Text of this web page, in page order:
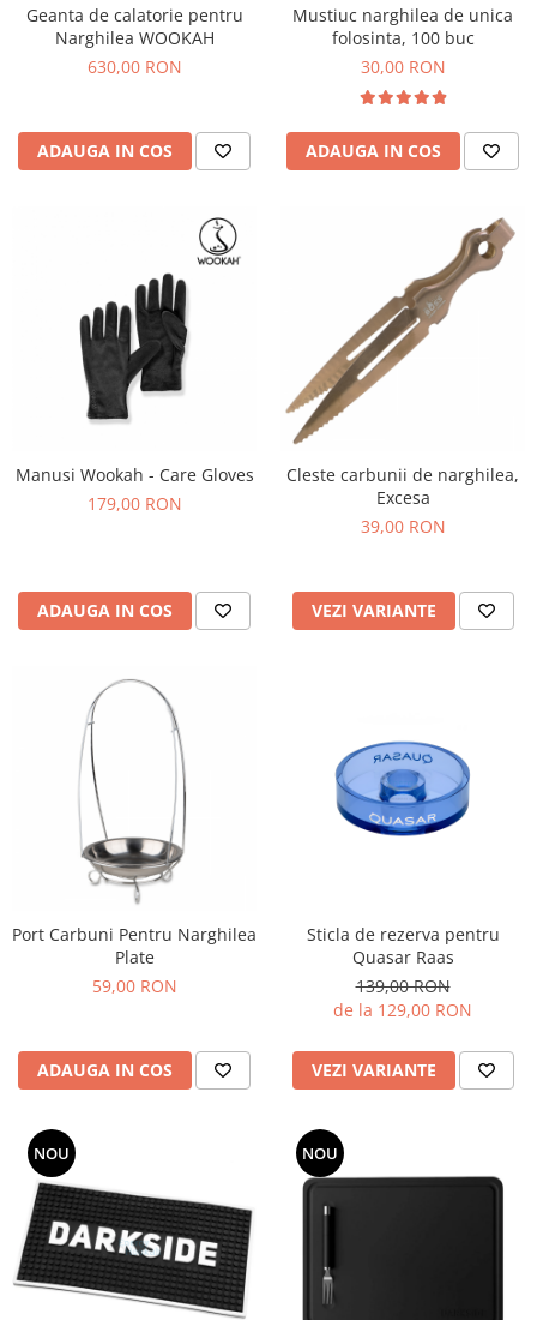
Geanta de calatorie pentru
Narghilea WOOKAH
630,00 RON
ADAUGA IN COS
Mustiuc narghilea de unica
folosinta, 100 buc
30,00 RON
ADAUGA IN COS
Manusi Wookah - Care Gloves
179,00 RON
ADAUGA IN COS
Cleste carbunii de narghilea,
Excesa
39,00 RON
VEZI VARIANTE
Port Carbuni Pentru Narghilea
Plate
59,00 RON
ADAUGA IN COS
Sticla de rezerva pentru
Quasar Raas
139,00 RON
de la 129,00 RON
VEZI VARIANTE
NOU NOU